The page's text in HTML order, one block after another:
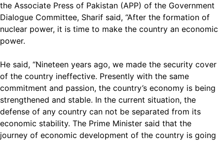
the Associate Press of Pakistan (APP) of the Government
Dialogue Committee, Sharif said, “After the formation of
nuclear power, it is time to make the country an economic
power.
He said, “Nineteen years ago, we made the security cover
of the country ineffective. Presently with the same
commitment and passion, the country’s economy is being
strengthened and stable. In the current situation, the
defense of any country can not be separated from its
economic stability. The Prime Minister said that the
journey of economic development of the country is going